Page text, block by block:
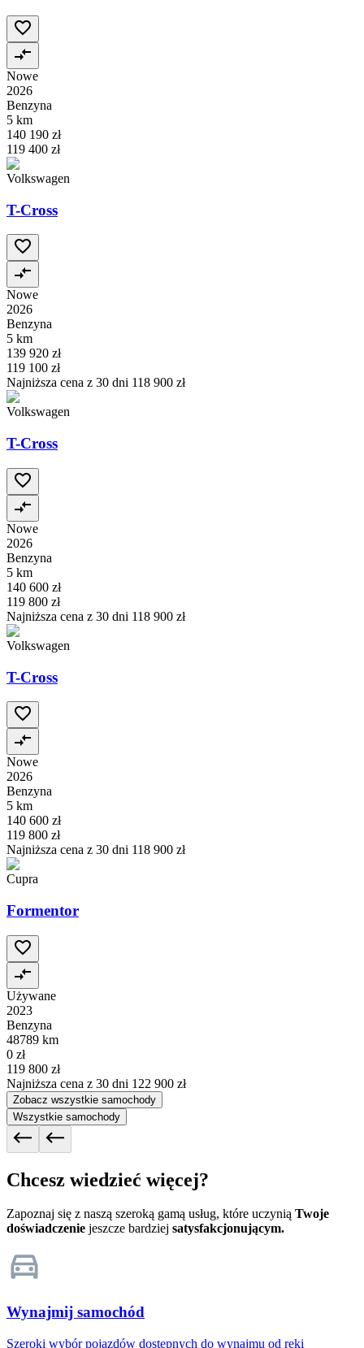
Nowe
2026
Benzyna
5 km
140 190 zł
119 400 zł
Volkswagen
T-Cross
Nowe
2026
Benzyna
5 km
139 920 zł
119 100 zł
Najniższa cena z 30 dni 118 900 zł
Volkswagen
T-Cross
Nowe
2026
Benzyna
5 km
140 600 zł
119 800 zł
Najniższa cena z 30 dni 118 900 zł
Volkswagen
T-Cross
Nowe
2026
Benzyna
5 km
140 600 zł
119 800 zł
Najniższa cena z 30 dni 118 900 zł
Cupra
Formentor
Używane
2023
Benzyna
48789 km
0 zł
119 800 zł
Najniższa cena z 30 dni 122 900 zł
Zobacz wszystkie samochody
Wszystkie samochody
Chcesz wiedzieć więcej?
Zapoznaj się z naszą szeroką gamą usług, które uczynią Twoje
doświadczenie jeszcze bardziej satysfakcjonującym.
Wynajmij samochód
Szeroki wybór pojazdów dostępnych do wynajmu od ręki